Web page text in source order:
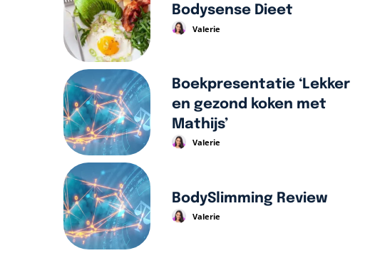
Bodysense Dieet
Valerie
Boekpresentatie ‘Lekker
en gezond koken met
Mathijs’
Valerie
BodySlimming Review
Valerie